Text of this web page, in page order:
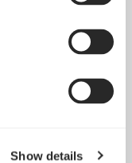
Show details